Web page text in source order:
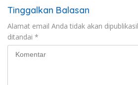
Tinggalkan Balasan
Alamat email Anda tidak akan
ditandai *